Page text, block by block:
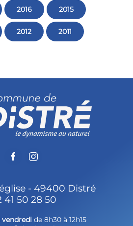
2016 2015
2012 2011
- 49400 Distré
41 50 28 50
de 8h30 à 12h15